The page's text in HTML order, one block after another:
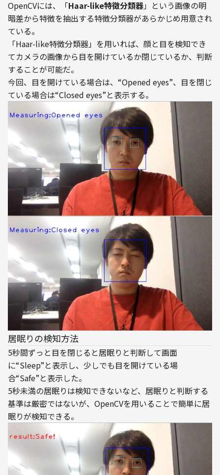
OpenCVには、「Haar-like特徴分類器」という画像の明
暗差から特徴を抽出する特徴分類器があらかじめ用意され
ている。
「Haar-like特徴分類器」を用いれば、顔と目を検知でき
てカメラの画像から目を開けているか閉じているか、判断
することが可能だ。
今回、目を開けている場合は、“Opened eyes”、目を閉じ
ている場合は“Closed eyes”と表示する。
居眠りの検知方法
5秒間ずっと目を閉じると居眠りと判断して画面
に“Sleep”と表示し、少しでも目を開けている場
合“Safe”と表示した。
5秒未満の居眠りは検知できないなど、居眠りと判断する
基準は厳密ではないが、OpenCVを用いることで簡単に居
眠りが検知できる。